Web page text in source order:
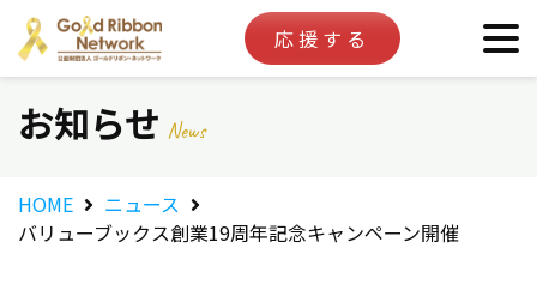
応援する
お知らせ News
HOME
ニュース
バリューブックス創業19周年記念キャンペーン開催